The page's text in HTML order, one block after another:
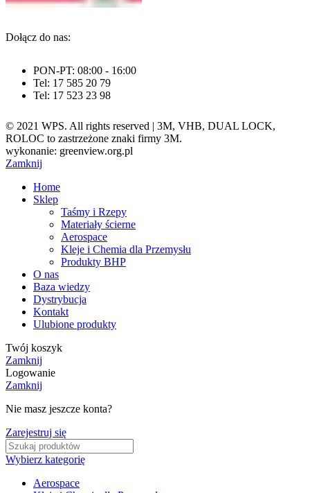
Dołącz do nas:
PON-PT: 08:00 - 16:00
Tel: 17 585 20 79
Tel: 17 523 23 98
© 2021 WPS. All rights reserved | 3M, VHB, DUAL LOCK,
ROLOC to zastrzeżone znaki firmy 3M.
wykonanie: greenview.org.pl
Zamknij
Home
Sklep
Taśmy i Rzepy
Materiały ścierne
Aerospace
Kleje i Chemia dla Przemysłu
Produkty BHP
O nas
Baza wiedzy
Dystrybucja
Kontakt
Ulubione produkty
Twój koszyk
Zamknij
Logowanie
Zamknij
Nie masz jeszcze konta?
Zarejestruj się
Wybierz kategorię
Aerospace